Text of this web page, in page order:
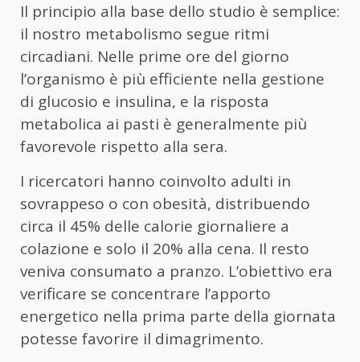
Il principio alla base dello studio è semplice:
il nostro metabolismo segue ritmi
circadiani. Nelle prime ore del giorno
l’organismo è più efficiente nella gestione
di glucosio e insulina, e la risposta
metabolica ai pasti è generalmente più
favorevole rispetto alla sera.
I ricercatori hanno coinvolto adulti in
sovrappeso o con obesità, distribuendo
circa il 45% delle calorie giornaliere a
colazione e solo il 20% alla cena. Il resto
veniva consumato a pranzo. L’obiettivo era
verificare se concentrare l’apporto
energetico nella prima parte della giornata
potesse favorire il dimagrimento.